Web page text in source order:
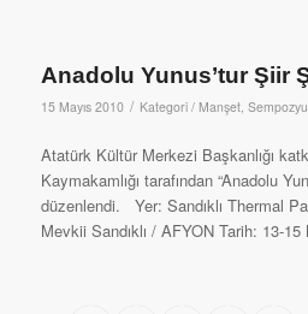
Anadolu Yunus’tur Şiir
15 Mayıs 2010 / Kategori / Manşet,
Atatürk Kültür Merkezi Başkanlığı
Kaymakamlığı tarafından “Anadolu
düzenlendi. Yer: Sandıklı Thermal
Mevkii Sandıklı / AFYON Tarih: 13-